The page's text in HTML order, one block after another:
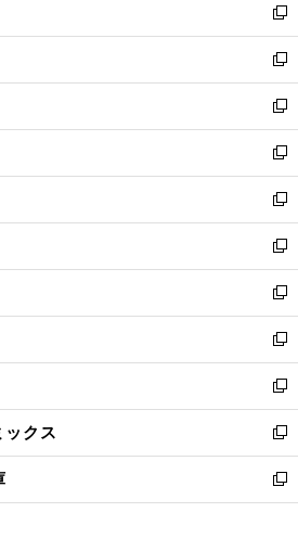
く
新
し
い
ウ
ィ
ン
ド
ウ
で
開
く
新
し
い
ウ
ィ
ン
ド
ウ
で
開
く
新
し
い
ウ
ィ
ン
ド
ウ
で
開
く
新
し
い
ウ
ィ
ン
ド
ウ
で
開
く
新
し
い
ウ
ィ
ン
ド
ウ
で
開
く
新
し
い
ウ
ィ
ン
ド
ウ
で
開
く
新
し
い
ウ
ィ
ン
ド
ウ
で
開
新
し
い
ウ
ィ
ン
ド
ウ
新
し
い
ウ
ィ
ン
ックス
新
し
い
ウ
新
し